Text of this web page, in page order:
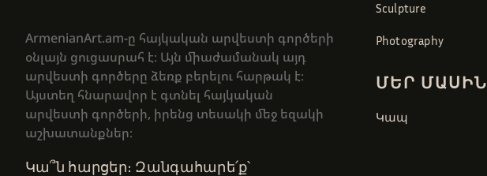
ArmenianArt.am-ը հայկական արվեստի գործերի
օնլայն ցուցասրահ է։ Այն միաժամանակ այդ
արվեստի գործերը ձեռք բերելու հարթակ է։
Այստեղ հնարավոր է գտնել հայկական
արվեստի գործերի, իրենց տեսակի մեջ եզակի
աշխատանքներ։
Կա՞ն հարցեր։ Զանգահարե՛ք՝
Sculpture
Photography
ՄԵՐ ՄԱՍԻՆ
Կապ